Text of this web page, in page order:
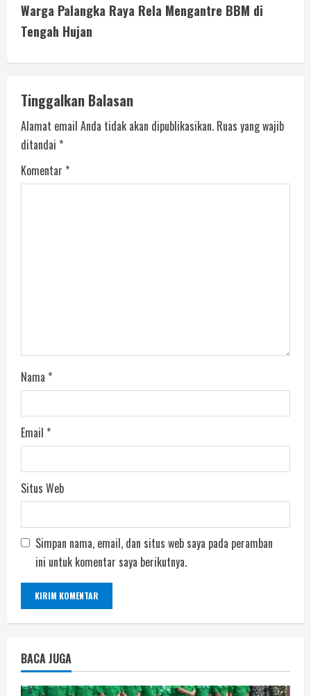
Warga Palangka Raya Rela Mengantre BBM di
Tengah Hujan
Tinggalkan Balasan
Alamat email Anda tidak akan dipublikasikan. Ruas yang wajib
ditandai *
Komentar *
Nama *
Email *
Situs Web
Simpan nama, email, dan situs web saya pada peramban
ini untuk komentar saya berikutnya.
BACA JUGA